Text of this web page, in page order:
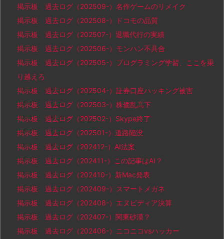
掲示板 過去ログ（202509-）名作ゲームのリメイク
掲示板 過去ログ（202508-）ドコモの品質
掲示板 過去ログ（202507-）退職代行の実績
掲示板 過去ログ（202506-）モンハン不具合
掲示板 過去ログ（202505-）プログラミング学習、ここを乗
り越えろ
掲示板 過去ログ（202504-）証券口座ハッキング被害
掲示板 過去ログ（202503-）株価乱高下
掲示板 過去ログ（202502-）Skype終了
掲示板 過去ログ（202501-）道路陥没
掲示板 過去ログ（202412-）AI法案
掲示板 過去ログ（202411-）この記事はAI？
掲示板 過去ログ（202410-）新Mac発表
掲示板 過去ログ（202409-）スマートメガネ
掲示板 過去ログ（202408-）エヌビディア決算
掲示板 過去ログ（202407-）関東砂漠？
掲示板 過去ログ（202406-）ニコニコvsハッカー